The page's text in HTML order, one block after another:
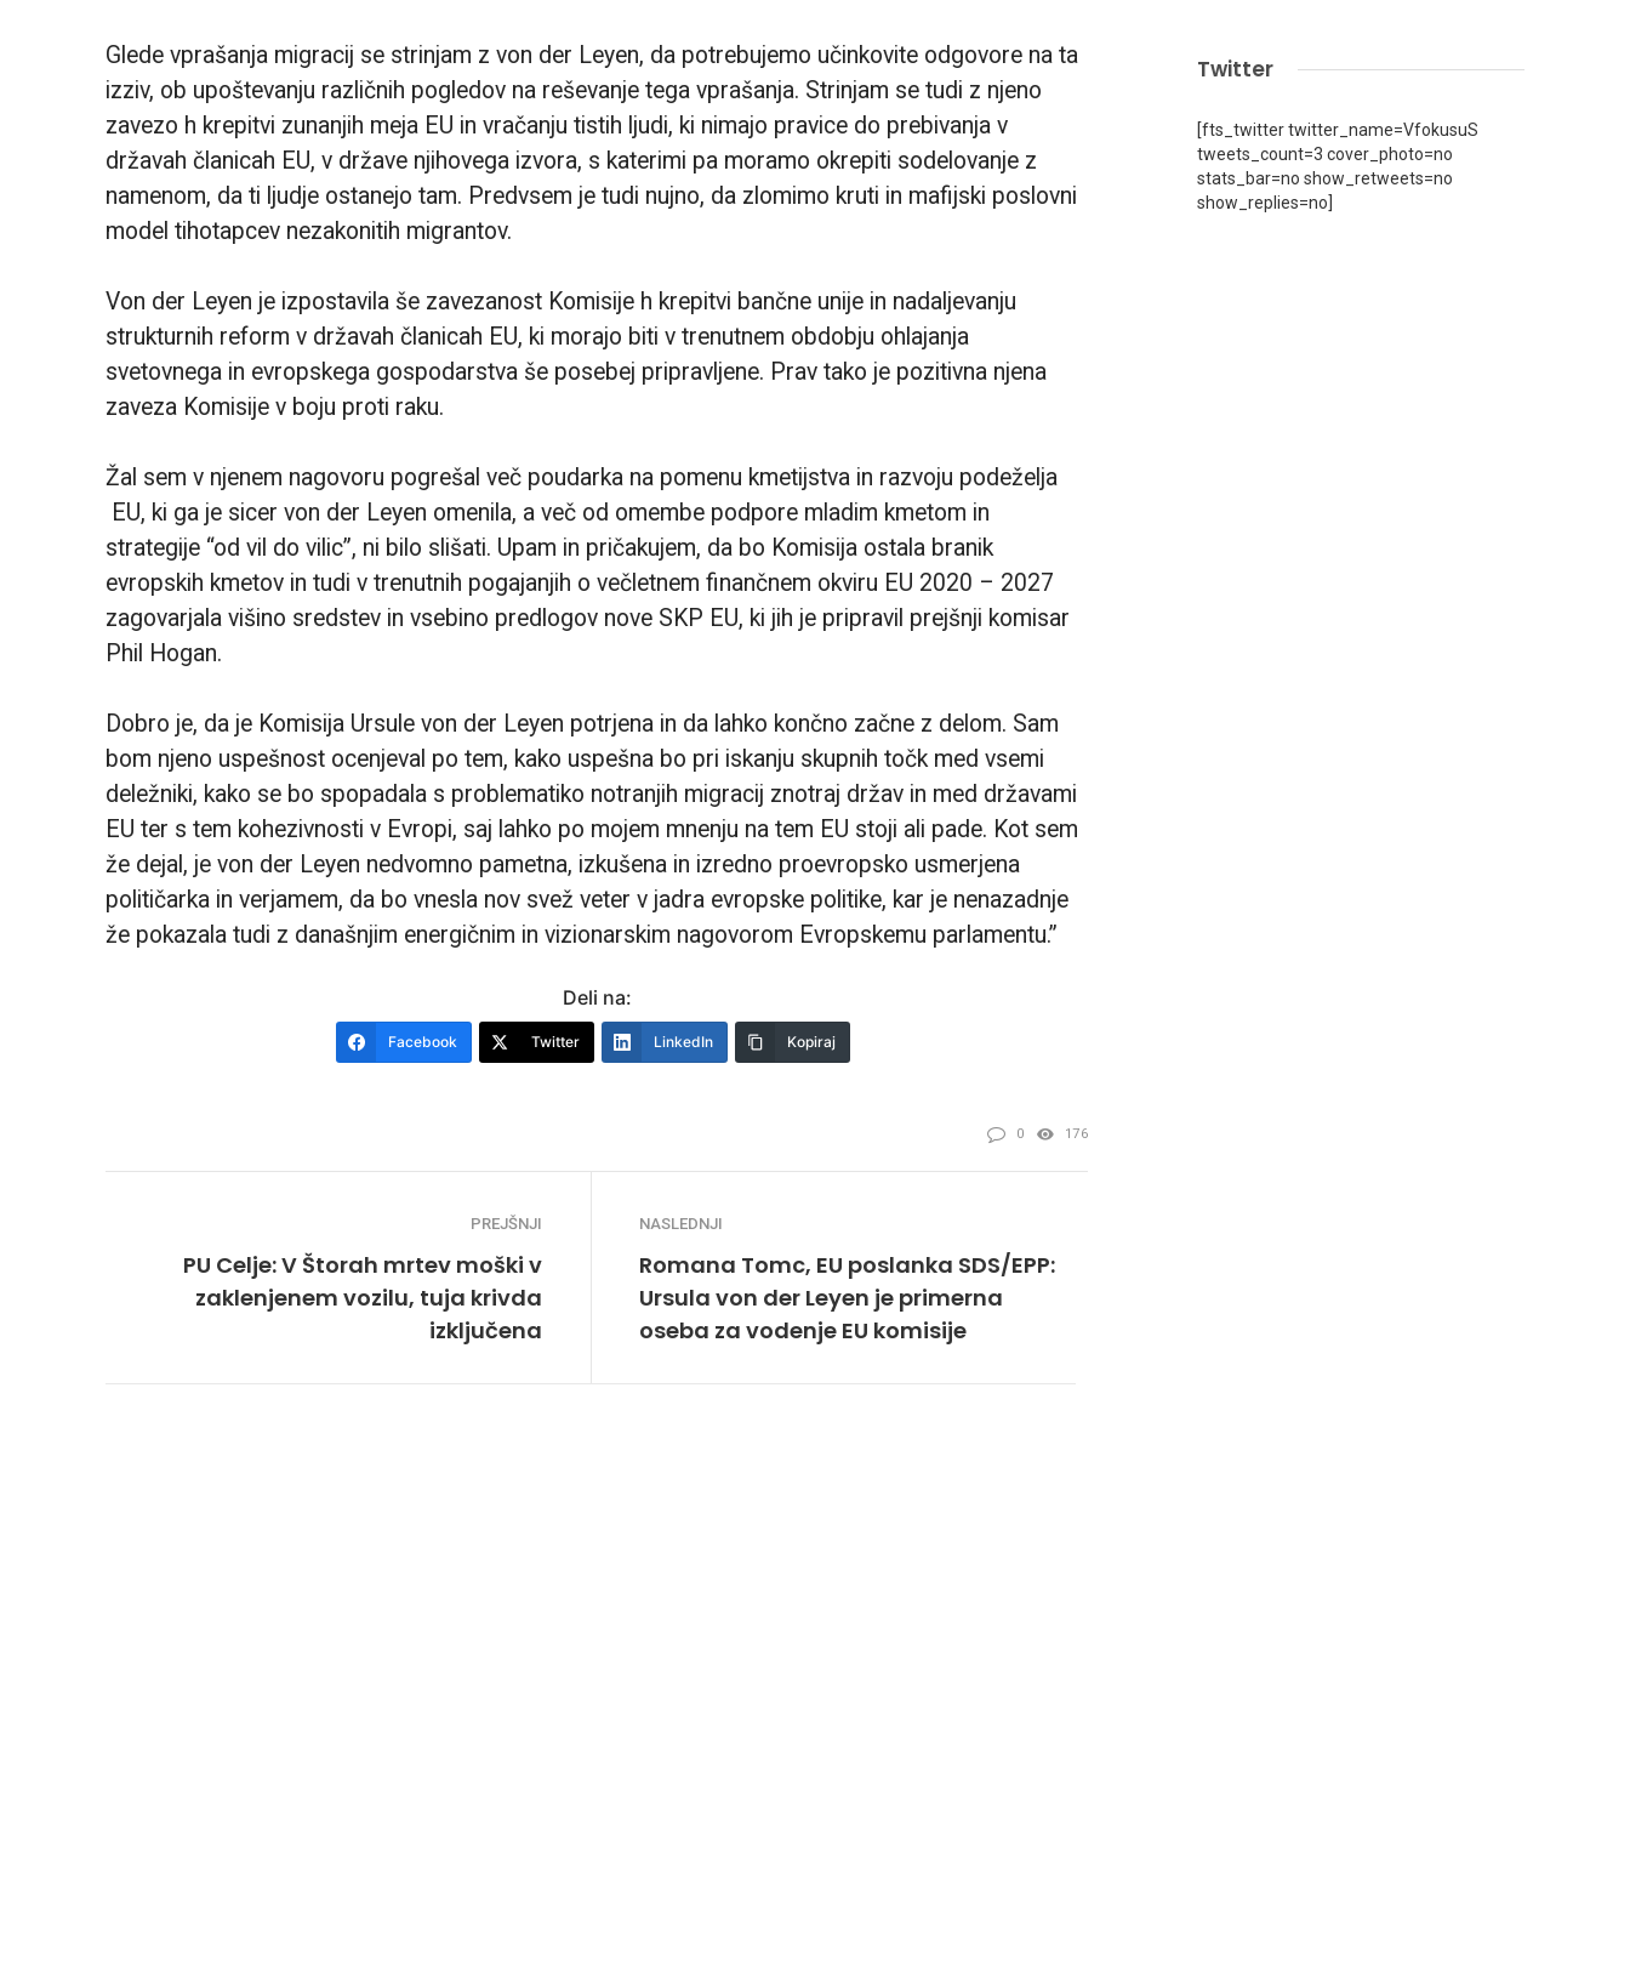
Glede vprašanja migracij se strinjam z von der Leyen, da potrebujemo učinkovite odgovore na ta
izziv, ob upoštevanju različnih pogledov na reševanje tega vprašanja. Strinjam se tudi z njeno
zavezo h krepitvi zunanjih meja EU in vračanju tistih ljudi, ki nimajo pravice do prebivanja v
državah članicah EU, v države njihovega izvora, s katerimi pa moramo okrepiti sodelovanje z
namenom, da ti ljudje ostanejo tam. Predvsem je tudi nujno, da zlomimo kruti in mafijski poslovni
model tihotapcev nezakonitih migrantov.
Von der Leyen je izpostavila še zavezanost Komisije h krepitvi bančne unije in nadaljevanju
strukturnih reform v državah članicah EU, ki morajo biti v trenutnem obdobju ohlajanja
svetovnega in evropskega gospodarstva še posebej pripravljene. Prav tako je pozitivna njena
zaveza Komisije v boju proti raku.
Žal sem v njenem nagovoru pogrešal več poudarka na pomenu kmetijstva in razvoju podeželja
EU, ki ga je sicer von der Leyen omenila, a več od omembe podpore mladim kmetom in
strategije “od vil do vilic”, ni bilo slišati. Upam in pričakujem, da bo Komisija ostala branik
evropskih kmetov in tudi v trenutnih pogajanjih o večletnem finančnem okviru EU 2020 – 2027
zagovarjala višino sredstev in vsebino predlogov nove SKP EU, ki jih je pripravil prejšnji komisar
Phil Hogan.
Dobro je, da je Komisija Ursule von der Leyen potrjena in da lahko končno začne z delom. Sam
bom njeno uspešnost ocenjeval po tem, kako uspešna bo pri iskanju skupnih točk med vsemi
deležniki, kako se bo spopadala s problematiko notranjih migracij znotraj držav in med državami
EU ter s tem kohezivnosti v Evropi, saj lahko po mojem mnenju na tem EU stoji ali pade. Kot sem
že dejal, je von der Leyen nedvomno pametna, izkušena in izredno proevropsko usmerjena
političarka in verjamem, da bo vnesla nov svež veter v jadra evropske politike, kar je nenazadnje
že pokazala tudi z današnjim energičnim in vizionarskim nagovorom Evropskemu parlamentu.”
Deli na:
Facebook Twitter LinkedIn Kopiraj
0 176
PREJŠNJI
PU Celje: V Štorah mrtev moški v
zaklenjenem vozilu, tuja krivda
izključena
NASLEDNJI
Romana Tomc, EU poslanka SDS/EPP:
Ursula von der Leyen je primerna
oseba za vodenje EU komisije
Twitter
[fts_twitter twitter_name=VfokusuS
tweets_count=3 cover_photo=no
stats_bar=no show_retweets=no
show_replies=no]